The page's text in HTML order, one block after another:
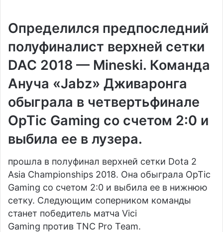
Определился предпоследний
полуфиналист верхней сетки
DAC 2018 — Mineski. Команда
Ануча «Jabz» Дживаронга
обыграла в четвертьфинале
OpTic Gaming со счетом 2:0 и
выбила ее в лузера.
прошла в полуфинал верхней сетки Dota 2
Asia Championships 2018. Она обыграла OpTic
Gaming со счетом 2:0 и выбила ее в нижнюю
сетку. Следующим соперником команды
станет победитель матча Vici
Gaming против TNC Pro Team.